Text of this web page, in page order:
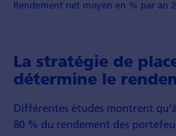
Rendement net moyen en % par an
La stratégie de
détermine le
Différentes études montrent
80 % du rendement des